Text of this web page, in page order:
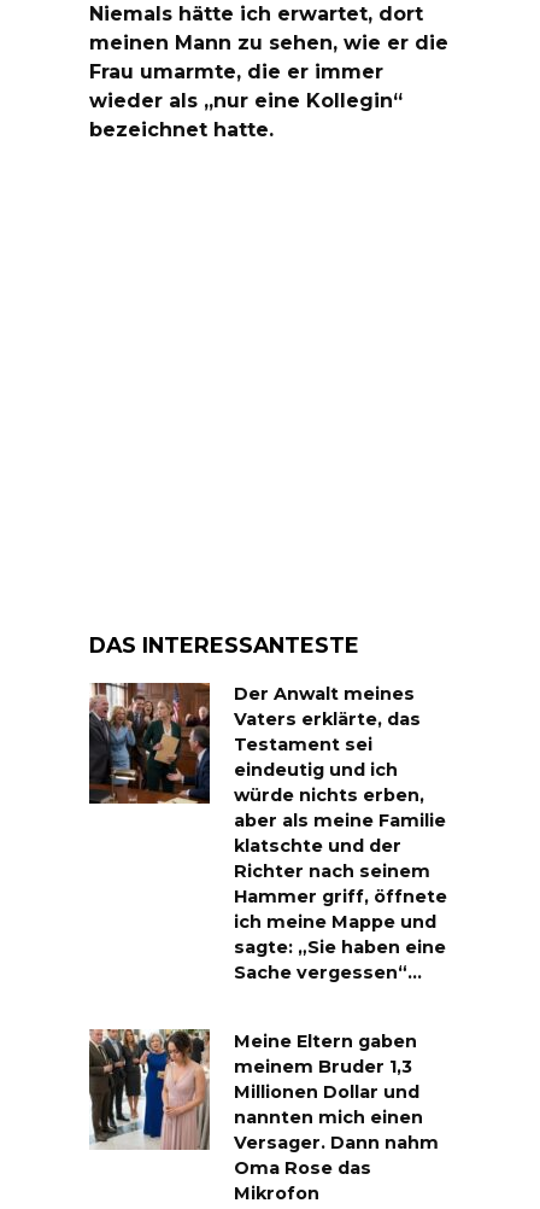
Niemals hätte ich erwartet, dort
meinen Mann zu sehen, wie er die
Frau umarmte, die er immer
wieder als „nur eine Kollegin“
bezeichnet hatte.
DAS INTERESSANTESTE
Der Anwalt meines
Vaters erklärte, das
Testament sei
eindeutig und ich
würde nichts erben,
aber als meine Familie
klatschte und der
Richter nach seinem
Hammer griff, öffnete
ich meine Mappe und
sagte: „Sie haben eine
Sache vergessen“…
Meine Eltern gaben
meinem Bruder 1,3
Millionen Dollar und
nannten mich einen
Versager. Dann nahm
Oma Rose das
Mikrofon